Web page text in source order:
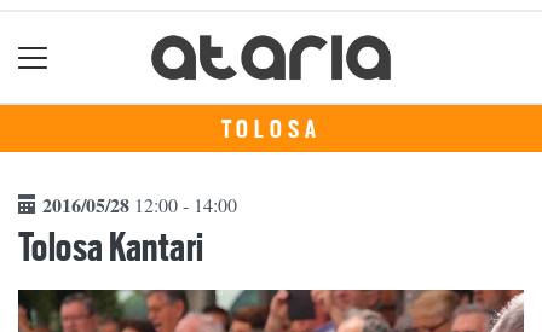
TOLOSA
2016/05/28 12:00 - 14:00
Tolosa Kantari